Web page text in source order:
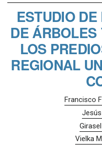
ESTUDIO
DE ÁRBOLES
LOS
REGIONAL
Francisco
Jesús
Vielka